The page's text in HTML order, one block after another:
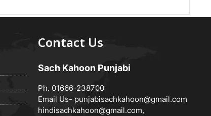
Contact Us
Sach Kahoon Punjabi
Ph. 01666-238700
Email Us- punjabisachkahoon@gmail.com
hindisachkahoon@gmail.com,